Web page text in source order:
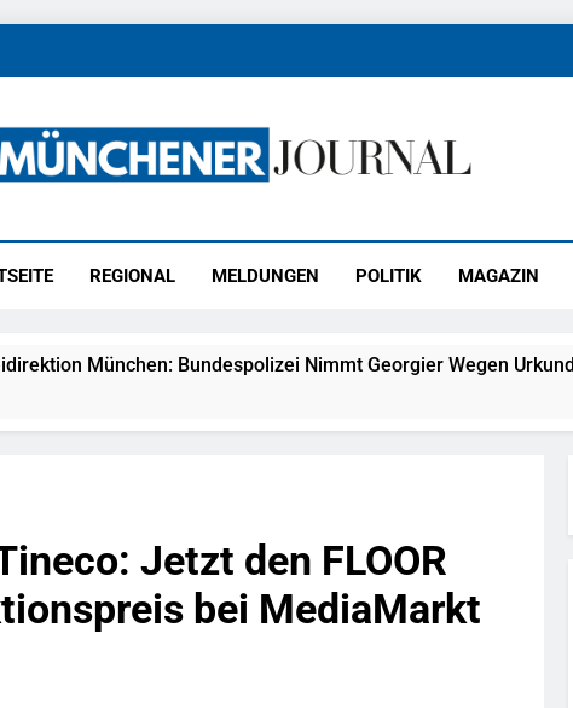
REGIONAL MELDUNGEN POLITIK MAGAZIN
München: Bundespolizei Nimmt Georgier Wegen
München: Notruf Per Knopfdruck / Schnelle
München: Bundespolizei Kontrolliert
München: Schneller Festgenommen Als Die Reise Nach
Jetzt den FLOOR
bei MediaMarkt